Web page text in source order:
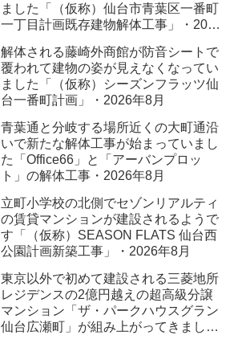
ました「（仮称）仙台市青葉区一番町
一丁目計画既存建物解体工事」・2026
解体される藤崎外商館が防音シートで
覆われて建物の姿が見えなくなってい
ました「（仮称）シーズンフラッツ仙
台一番町計画」・2026年8月
青葉通と分岐する場所近くの大町通沿
いで新たな解体工事が始まっていまし
た「Office66」と「アーバンプロッ
ト」の解体工事・2026年8月
立町小学校の北側でセゾンリアルティ
の賃貸マンションが建設されるようで
す「（仮称）SEASON FLATS 仙台西
公園計画新築工事」・2026年8月
東京以外で初めて建設される三菱地所
レジデンスの2億円越えの超高級分譲
マンション「ザ・パークハウスグラン
仙台広瀬町」が組み上がってきまし